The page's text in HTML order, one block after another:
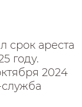
срок ареста
году.
2024